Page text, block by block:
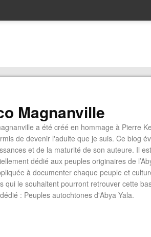
Magnanville
a été créé en hommage à Pierre
de devenir l'adulte que je suis. Ce blog
et de la maturité de son auteure. Il
dédié aux peuples originaires de
à documenter chaque peuple et
qui le souhaitent pourront retrouver cette
: Peuples autochtones d'Abya Yala.